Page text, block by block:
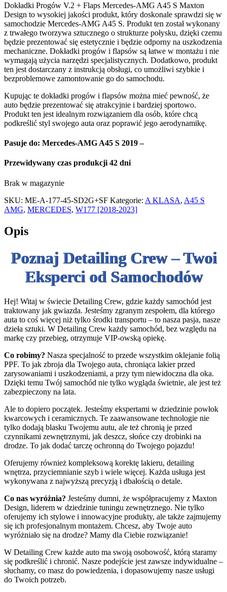
Dokładki Progów V.2 + Flaps Mercedes-AMG A45 S Maxton
Design to wysokiej jakości produkt, który doskonale sprawdzi się w
samochodzie Mercedes-AMG A45 S. Produkt ten został wykonany
z trwałego tworzywa sztucznego o strukturze połysku, dzięki czemu
będzie prezentować się estetycznie i będzie odporny na uszkodzenia
mechaniczne. Dokładki progów i flapsów są łatwe w montażu i nie
wymagają użycia narzędzi specjalistycznych. Dodatkowo, produkt
ten jest dostarczany z instrukcją obsługi, co umożliwi szybkie i
bezproblemowe zamontowanie go do samochodu.
Kupując te dokładki progów i flapsów można mieć pewność, że
auto będzie prezentować się atrakcyjnie i bardziej sportowo.
Produkt ten jest idealnym rozwiązaniem dla osób, które chcą
podkreślić styl swojego auta oraz poprawić jego aerodynamikę.
Pasuje do: Mercedes-AMG A45 S 2019 –
Przewidywany czas produkcji 42 dni
Brak w magazynie
SKU: ME-A-177-45-SD2G+SF Kategorie: A KLASA, A45 S
AMG, MERCEDES, W177 [2018-2023]
Opis
Poznaj Detailing Crew – Twoi
Eksperci od Samochodów
Hej! Witaj w świecie Detailing Crew, gdzie każdy samochód jest
traktowany jak gwiazda. Jesteśmy zgranym zespołem, dla którego
auta to coś więcej niż tylko środki transportu – to nasza pasja, nasze
dzieła sztuki. W Detailing Crew każdy samochód, bez względu na
markę czy przebieg, otrzymuje VIP-owską opiekę.
Co robimy? Nasza specjalność to przede wszystkim oklejanie folią
PPF. To jak zbroja dla Twojego auta, chroniąca lakier przed
zarysowaniami i uszkodzeniami, a przy tym niewidoczna dla oka.
Dzięki temu Twój samochód nie tylko wygląda świetnie, ale jest też
zabezpieczony na lata.
Ale to dopiero początek. Jesteśmy ekspertami w dziedzinie powłok
kwarcowych i ceramicznych. Te zaawansowane technologie nie
tylko dodają blasku Twojemu autu, ale też chronią je przed
czynnikami zewnętrznymi, jak deszcz, słońce czy drobinki na
drodze. To jak dodać tarczę ochronną do Twojego pojazdu!
Oferujemy również kompleksową korektę lakieru, detailing
wnętrza, przyciemnianie szyb i wiele więcej. Każda usługa jest
wykonywana z najwyższą precyzją i dbałością o detale.
Co nas wyróżnia? Jesteśmy dumni, że współpracujemy z Maxton
Design, liderem w dziedzinie tuningu zewnętrznego. Nie tylko
oferujemy ich stylowe i innowacyjne produkty, ale także zajmujemy
się ich profesjonalnym montażem. Chcesz, aby Twoje auto
wyróżniało się na drodze? Mamy dla Ciebie rozwiązanie!
W Detailing Crew każde auto ma swoją osobowość, którą staramy
się podkreślić i chronić. Nasze podejście jest zawsze indywidualne –
słuchamy, co masz do powiedzenia, i dopasowujemy nasze usługi
do Twoich potrzeb.